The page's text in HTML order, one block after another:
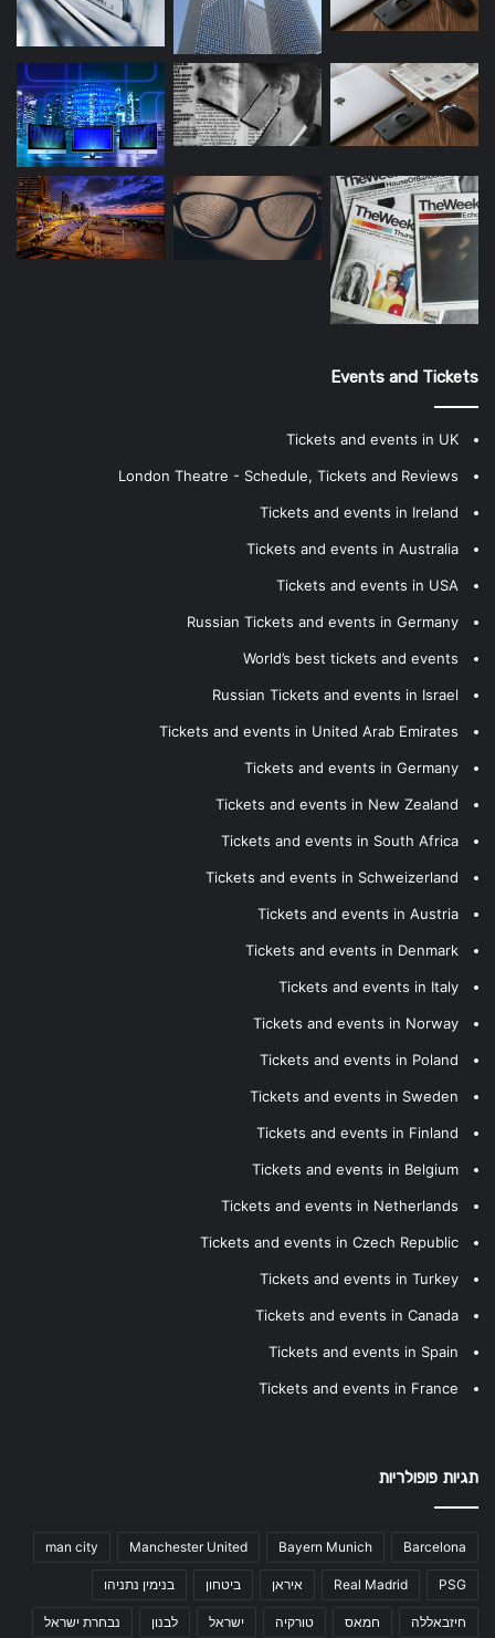
Events and Tickets
Tickets and events in UK
London Theatre - Schedule, Tickets and Reviews
Tickets and events in Ireland
Tickets and events in Australia
Tickets and events in USA
Russian Tickets and events in Germany
World’s best tickets and events
Russian Tickets and events in Israel
Tickets and events in United Arab Emirates
Tickets and events in Germany
Tickets and events in New Zealand
Tickets and events in South Africa
Tickets and events in Schweizerland
Tickets and events in Austria
Tickets and events in Denmark
Tickets and events in Italy
Tickets and events in Norway
Tickets and events in Poland
Tickets and events in Sweden
Tickets and events in Finland
Tickets and events in Belgium
Tickets and events in Netherlands
Tickets and events in Czech Republic
Tickets and events in Turkey
Tickets and events in Canada
Tickets and events in Spain
Tickets and events in France
תגיות פופולריות
Barcelona
Bayern Munich
Manchester United
man city
PSG
Real Madrid איראן ביטחון בנימין נתניהו
חיזבאללה חמאס טורקיה ישראל לבנון נבחרת ישראל